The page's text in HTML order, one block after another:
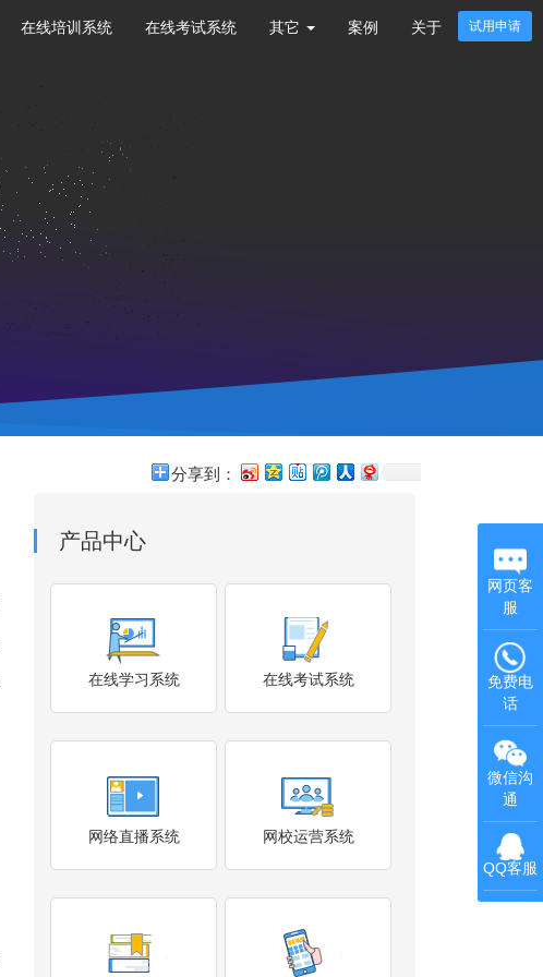
在线培训系统 在线考试系统 其它 案例 关于 试用申请
分享到：
产品中心
在线学习系统 在线考试系统
网络直播系统 网校运营系统
网页客
服
免费电
话
微信沟
通
QQ客服